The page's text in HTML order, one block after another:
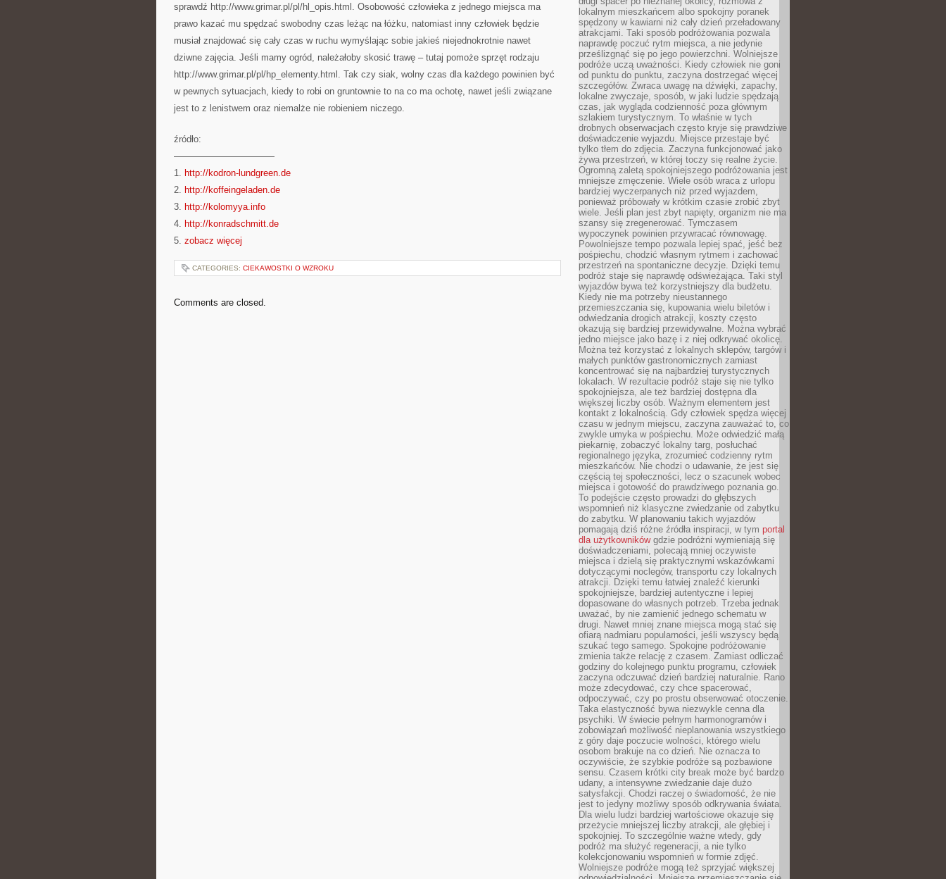
sprawdź http://www.grimar.pl/pl/hl_opis.html. Osobowość człowieka z jednego miejsca ma
prawo kazać mu spędzać swobodny czas leżąc na łóżku, natomiast inny człowiek będzie
musiał znajdować się cały czas w ruchu wymyślając sobie jakieś niejednokrotnie nawet
dziwne zajęcia. Jeśli mamy ogród, należałoby skosić trawę – tutaj pomoże sprzęt rodzaju
http://www.grimar.pl/pl/hp_elementy.html. Tak czy siak, wolny czas dla każdego powinien być
w pewnych sytuacjach, kiedy to robi on gruntownie to na co ma ochotę, nawet jeśli związane
jest to z lenistwem oraz niemalże nie robieniem niczego.
źródło:
———————————
1. http://kodron-lundgreen.de
2. http://koffeingeladen.de
3. http://kolomyya.info
4. http://konradschmitt.de
5. zobacz więcej
CATEGORIES: CIEKAWOSTKI O WZROKU
Comments are closed.
lokalnym mieszkańcem albo spokojny poranek
spędzony w kawiarni niż cały dzień przeładowany
atrakcjami. Taki sposób podróżowania pozwala
naprawdę poczuć rytm miejsca, a nie jedynie
prześlizgnąć się po jego powierzchni. Wolniejsze
podróże uczą uważności. Kiedy człowiek nie goni
od punktu do punktu, zaczyna dostrzegać więcej
szczegółów. Zwraca uwagę na dźwięki, zapachy,
lokalne zwyczaje, sposób, w jaki ludzie spędzają
czas, jak wygląda codzienność poza głównym
szlakiem turystycznym. To właśnie w tych
drobnych obserwacjach często kryje się prawdziwe
doświadczenie wyjazdu. Miejsce przestaje być
tylko tłem do zdjęcia. Zaczyna funkcjonować jako
żywa przestrzeń, w której toczy się realne życie.
Ogromną zaletą spokojniejszego podróżowania jest
mniejsze zmęczenie. Wiele osób wraca z urlopu
bardziej wyczerpanych niż przed wyjazdem,
ponieważ próbowały w krótkim czasie zrobić zbyt
wiele. Jeśli plan jest zbyt napięty, organizm nie ma
szansy się zregenerować. Tymczasem
wypoczynek powinien przywracać równowagę.
Powolniejsze tempo pozwala lepiej spać, jeść bez
pośpiechu, chodzić własnym rytmem i zachować
przestrzeń na spontaniczne decyzje. Dzięki temu
podróż staje się naprawdę odświeżająca. Taki styl
wyjazdów bywa też korzystniejszy dla budżetu.
Kiedy nie ma potrzeby nieustannego
przemieszczania się, kupowania wielu biletów i
odwiedzania drogich atrakcji, koszty często
okazują się bardziej przewidywalne. Można wybrać
jedno miejsce jako bazę i z niej odkrywać okolicę.
Można też korzystać z lokalnych sklepów, targów i
małych punktów gastronomicznych zamiast
koncentrować się na najbardziej turystycznych
lokalach. W rezultacie podróż staje się nie tylko
spokojniejsza, ale też bardziej dostępna dla
większej liczby osób. Ważnym elementem jest
kontakt z lokalnością. Gdy człowiek spędza więcej
czasu w jednym miejscu, zaczyna zauważać to, co
zwykle umyka w pośpiechu. Może odwiedzić małą
piekarnię, zobaczyć lokalny targ, posłuchać
regionalnego języka, zrozumieć codzienny rytm
mieszkańców. Nie chodzi o udawanie, że jest się
częścią tej społeczności, lecz o szacunek wobec
miejsca i gotowość do prawdziwego poznania go.
To podejście często prowadzi do głębszych
wspomnień niż klasyczne zwiedzanie od zabytku
do zabytku. W planowaniu takich wyjazdów
pomagają dziś różne źródła inspiracji, w tym portal
dla użytkownikówgdzie podróżni wymieniają się
doświadczeniami, polecają mniej oczywiste
miejsca i dzielą się praktycznymi wskazówkami
dotyczącymi noclegów, transportu czy lokalnych
atrakcji. Dzięki temu łatwiej znaleźć kierunki
spokojniejsze, bardziej autentyczne i lepiej
dopasowane do własnych potrzeb. Trzeba jednak
uważać, by nie zamienić jednego schematu w
drugi. Nawet mniej znane miejsca mogą stać się
ofiarą nadmiaru popularności, jeśli wszyscy będą
szukać tego samego. Spokojne podróżowanie
zmienia także relację z czasem. Zamiast odliczać
godziny do kolejnego punktu programu, człowiek
zaczyna odczuwać dzień bardziej naturalnie. Rano
może zdecydować, czy chce spacerować,
odpoczywać, czy po prostu obserwować otoczenie.
Taka elastyczność bywa niezwykle cenna dla
psychiki. W świecie pełnym harmonogramów i
zobowiązań możliwość nieplanowania wszystkiego
z góry daje poczucie wolności, którego wielu
osobom brakuje na co dzień. Nie oznacza to
oczywiście, że szybkie podróże są pozbawione
sensu. Czasem krótki city break może być bardzo
udany, a intensywne zwiedzanie daje dużo
satysfakcji. Chodzi raczej o świadomość, że nie
jest to jedyny możliwy sposób odkrywania świata.
Dla wielu ludzi bardziej wartościowe okazuje się
przeżycie mniejszej liczby atrakcji, ale głębiej i
spokojniej. To szczególnie ważne wtedy, gdy
podróż ma służyć regeneracji, a nie tylko
kolekcjonowaniu wspomnień w formie zdjęć.
Wolniejsze podróże mogą też sprzyjać większej